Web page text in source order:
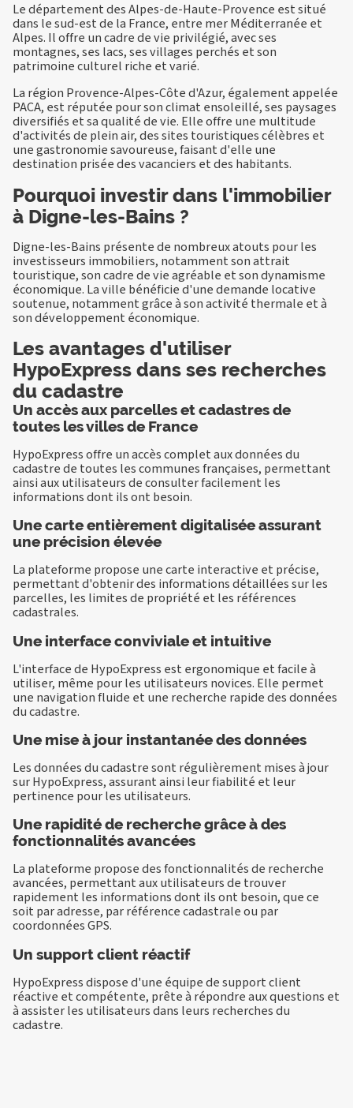
Le département des Alpes-de-Haute-Provence est situé
dans le sud-est de la France, entre mer Méditerranée et
Alpes. Il offre un cadre de vie privilégié, avec ses
montagnes, ses lacs, ses villages perchés et son
patrimoine culturel riche et varié.
La région Provence-Alpes-Côte d'Azur, également appelée
PACA, est réputée pour son climat ensoleillé, ses paysages
diversifiés et sa qualité de vie. Elle offre une multitude
d'activités de plein air, des sites touristiques célèbres et
une gastronomie savoureuse, faisant d'elle une
destination prisée des vacanciers et des habitants.
Pourquoi investir dans l'immobilier
à Digne-les-Bains ?
Digne-les-Bains présente de nombreux atouts pour les
investisseurs immobiliers, notamment son attrait
touristique, son cadre de vie agréable et son dynamisme
économique. La ville bénéficie d'une demande locative
soutenue, notamment grâce à son activité thermale et à
son développement économique.
Les avantages d'utiliser
HypoExpress dans ses recherches
du cadastre
Un accès aux parcelles et cadastres de
toutes les villes de France
HypoExpress offre un accès complet aux données du
cadastre de toutes les communes françaises, permettant
ainsi aux utilisateurs de consulter facilement les
informations dont ils ont besoin.
Une carte entièrement digitalisée assurant
une précision élevée
La plateforme propose une carte interactive et précise,
permettant d'obtenir des informations détaillées sur les
parcelles, les limites de propriété et les références
cadastrales.
Une interface conviviale et intuitive
L'interface de HypoExpress est ergonomique et facile à
utiliser, même pour les utilisateurs novices. Elle permet
une navigation fluide et une recherche rapide des données
du cadastre.
Une mise à jour instantanée des données
Les données du cadastre sont régulièrement mises à jour
sur HypoExpress, assurant ainsi leur fiabilité et leur
pertinence pour les utilisateurs.
Une rapidité de recherche grâce à des
fonctionnalités avancées
La plateforme propose des fonctionnalités de recherche
avancées, permettant aux utilisateurs de trouver
rapidement les informations dont ils ont besoin, que ce
soit par adresse, par référence cadastrale ou par
coordonnées GPS.
Un support client réactif
HypoExpress dispose d'une équipe de support client
réactive et compétente, prête à répondre aux questions et
à assister les utilisateurs dans leurs recherches du
cadastre.